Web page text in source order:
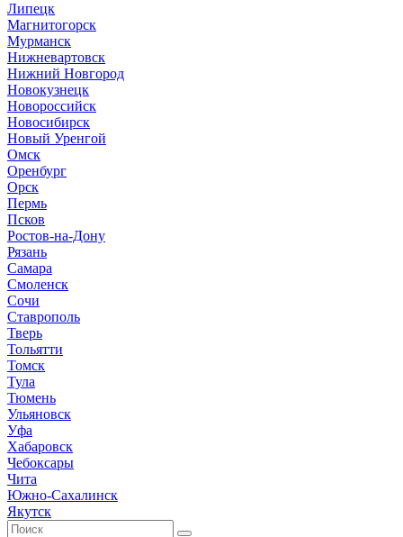
Липецк
Магнитогорск
Мурманск
Нижневартовск
Нижний Новгород
Новокузнецк
Новороссийск
Новосибирск
Новый Уренгой
Омск
Оренбург
Орск
Пермь
Псков
Ростов-на-Дону
Рязань
Самара
Смоленск
Сочи
Ставрополь
Тверь
Тольятти
Томск
Тула
Тюмень
Ульяновск
Уфа
Хабаровск
Чебоксары
Чита
Южно-Сахалинск
Якутск